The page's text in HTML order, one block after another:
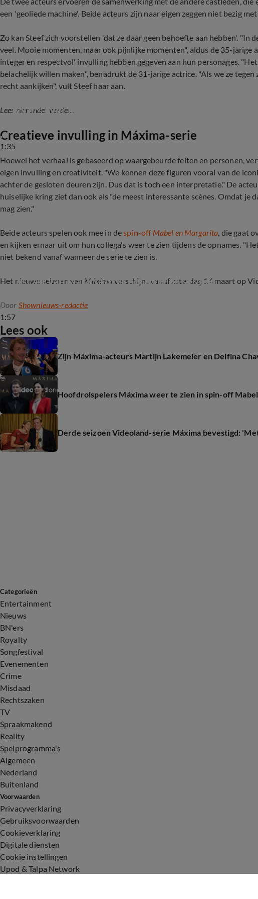
een 'geoliede machine'. Beide acteurs zijn naar eigen zeggen niet bezig
Zo kan Steef zich voorstellen 'dat ze daar geen behoefte aan hebben'. "In
veel. Mooie momenten, maar ook pijnlijke momenten", aldus de 35-jarige
integer en respectvol' invulling hebben gegeven aan hun personages.
belachelijk willen maken", benadrukt de 31-jarige actrice. "Als we ze
recht aankijken", vult Steef haar aan.
Lees hieronder verder...
1:35
BN'ers over het tweede seizoen van Máxima
Creatieve invulling in Máxima-serie
Hoewel het verhaal is gebaseerd op waargebeurde feiten en personen,
eigen invulling en creativiteit. "We kennen deze figuren vooral van de
achter de gesloten deuren zijn. Dus dat is toch een interpretatie." De
huiselijke kring ziet dan ook als "de meest interessante scènes. Omdat je
mag zien."
Beide acteurs spelen ook mee in despin-off Mabel en Margarita, die gaat
en kijken ernaar uit om hun collega's weer te zien tijdens de opnames.
niet bekend vanaf wanneer de serie te zien is.
Het nieuwe seizoen van Máxima verschijnt vanaf zaterdag 14 maart op
1:57
De cast van Máxima over het tweede seizoen
Door Shownieuws-redactie
Lees ook
Zijn Máxima-acteurs Martijn Lakemeier en Delfina
Hoofdrolspelers Máxima weer te zien in spin-off
Derde seizoen Videoland-serie Máxima bevestigd:
Categorieën
Entertainment
Nieuws
BN'ers
Royalty
Songfestival
Evenementen
Crime
Misdaad
Rechtszaken
TV
Spraakmakend
Reality
Spelprogramma's
Algemeen
Nederland
Buitenland
Voorwaarden
Privacyverklaring
Gebruiksvoorwaarden
Cookieverklaring
Digitale diensten
Cookie instellingen
Upod & Talpa Network